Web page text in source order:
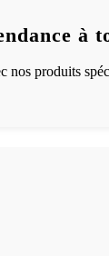
à
nos produits